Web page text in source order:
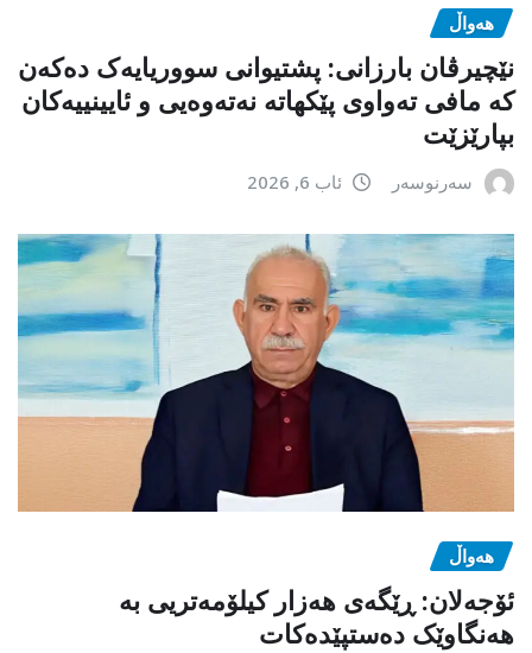
هەواڵ
نێچیرڤان بارزانی: پشتیوانی سووریایەک دەکەن
کە مافی تەواوی پێکهاتە نەتەوەیی و ئایینییەکان
بپارێزێت
سەرنوسەر ئاب 6, 2026
هەواڵ
ئۆجەلان: ڕێگەی هەزار کیلۆمەتریی بە
هەنگاوێک دەستپێدەکات